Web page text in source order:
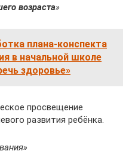
возраста»
плана-конспекта
в начальной школе
здоровье»
просвещение
развития ребёнка.